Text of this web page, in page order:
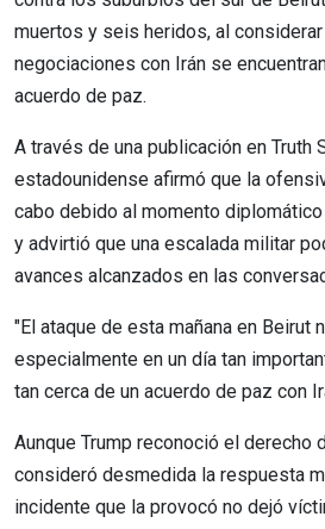
muertos y seis heridos, al
negociaciones con Irán se
acuerdo de paz.
A través de una publicación en Truth
estadounidense afirmó que la
cabo debido al momento
y advirtió que una escalada militar
avances alcanzados en las
"El ataque de esta mañana en Beirut
especialmente en un día tan
tan cerca de un acuerdo de paz con
Aunque Trump reconoció el derecho
consideró desmedida la respuesta
incidente que la provocó no dejó